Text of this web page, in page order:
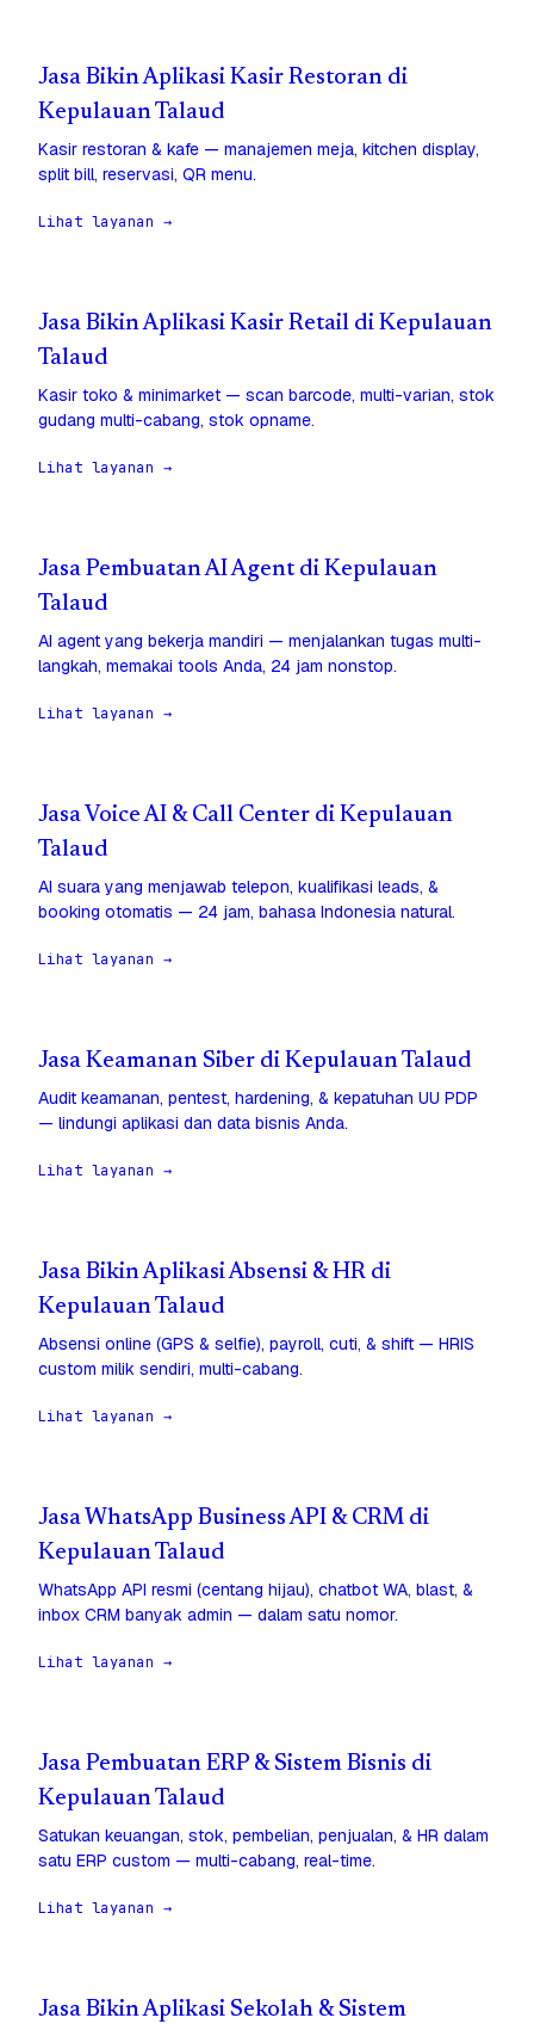
Jasa Bikin Aplikasi Kasir Restoran di
Kepulauan Talaud
Kasir restoran & kafe — manajemen meja, kitchen display,
split bill, reservasi, QR menu.
Lihat layanan →
Jasa Bikin Aplikasi Kasir Retail di Kepulauan
Talaud
Kasir toko & minimarket — scan barcode, multi-varian, stok
gudang multi-cabang, stok opname.
Lihat layanan →
Jasa Pembuatan AI Agent di Kepulauan
Talaud
AI agent yang bekerja mandiri — menjalankan tugas multi-
langkah, memakai tools Anda, 24 jam nonstop.
Lihat layanan →
Jasa Voice AI & Call Center di Kepulauan
Talaud
AI suara yang menjawab telepon, kualifikasi leads, &
booking otomatis — 24 jam, bahasa Indonesia natural.
Lihat layanan →
Jasa Keamanan Siber di Kepulauan Talaud
Audit keamanan, pentest, hardening, & kepatuhan UU PDP
— lindungi aplikasi dan data bisnis Anda.
Lihat layanan →
Jasa Bikin Aplikasi Absensi & HR di
Kepulauan Talaud
Absensi online (GPS & selfie), payroll, cuti, & shift — HRIS
custom milik sendiri, multi-cabang.
Lihat layanan →
Jasa WhatsApp Business API & CRM di
Kepulauan Talaud
WhatsApp API resmi (centang hijau), chatbot WA, blast, &
inbox CRM banyak admin — dalam satu nomor.
Lihat layanan →
Jasa Pembuatan ERP & Sistem Bisnis di
Kepulauan Talaud
Satukan keuangan, stok, pembelian, penjualan, & HR dalam
satu ERP custom — multi-cabang, real-time.
Lihat layanan →
Jasa Bikin Aplikasi Sekolah & Sistem